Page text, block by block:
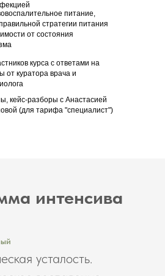
питание,
стратегии питания
от состояния
курса с ответами на
от куратора врача и
кейс-разборы с Анастасией
(для тарифа "специалист")
интенсива
усталость.